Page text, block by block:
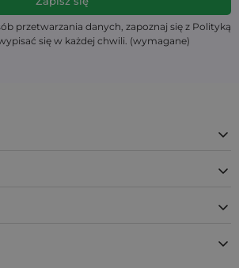
przetwarzania danych, zapoznaj się z Polityką
się w każdej chwili. (wymagane)